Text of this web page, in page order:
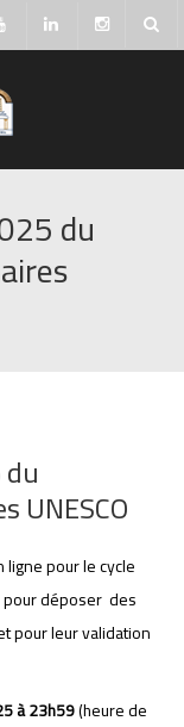
du
UNESCO
ligne pour le cycle
déposer des
pour leur validation
à 23h59(heure de